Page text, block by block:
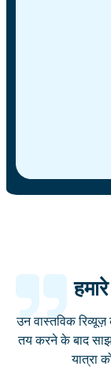
उन वास्तविक
तय करने के बाद
यात्रा